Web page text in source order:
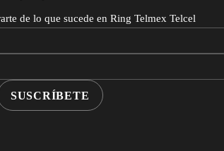
de lo que sucede en Ring Telmex Telcel